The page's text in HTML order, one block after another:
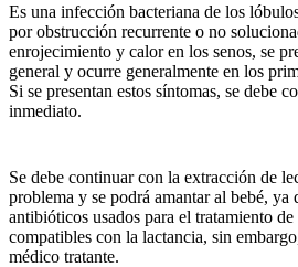
Es una infección bacteriana de los
por obstrucción recurrente o no
enrojecimiento y calor en los senos, se
general y ocurre generalmente en los
Si se presentan estos síntomas, se debe
inmediato.
Se debe continuar con la extracción de
problema y se podrá amantar al bebé, ya
antibióticos usados para el tratamiento
compatibles con la lactancia, sin
médico tratante.